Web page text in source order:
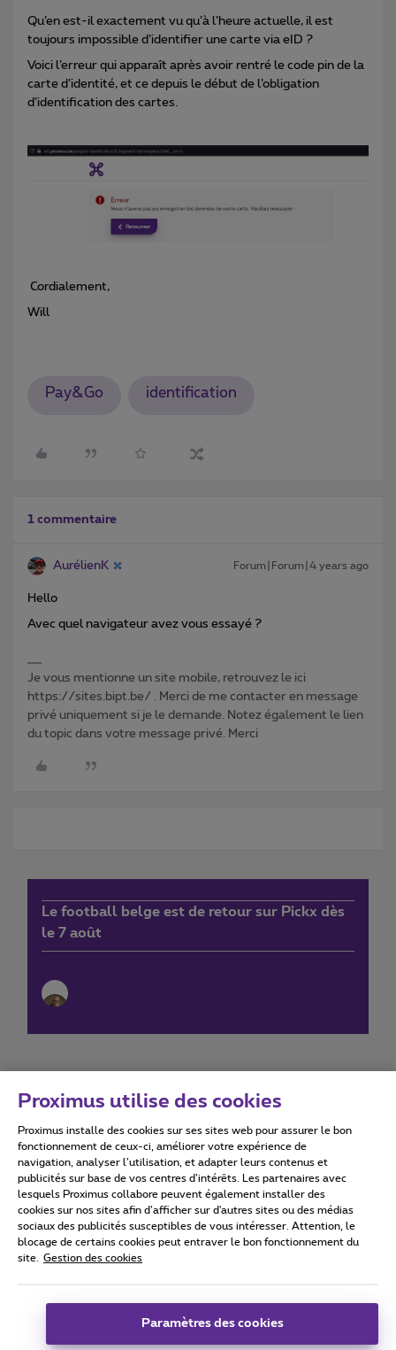
Qu’en est-il exactement vu qu’à l’heure actuelle, il est
toujours impossible d’identifier une carte via eID ?
Voici l’erreur qui apparaît après avoir rentré le code pin de la
carte d’identité, et ce depuis le début de l’obligation
d’identification des cartes.
Cordialement,
Will
Pay&Go identification
1 commentaire
AurélienK Forum|Forum|4 years ago
Hello
Avec quel navigateur avez vous essayé ?
Je vous mentionne un site mobile, retrouvez le ici
https://sites.bipt.be/ . Merci de me contacter en message
privé uniquement si je le demande. Notez également le lien
du topic dans votre message privé. Merci
Le football belge est de retour sur Pickx dès
le 7 août
Conditions d'utilisation Accessibility statement
Tous droits réservés. © 2026
Conditions générales, info consommateur
Coordonnées de l’entreprise
Proximus utilise des cookies
Proximus installe des cookies sur ses sites web pour assurer le bon
fonctionnement de ceux-ci, améliorer votre expérience de
navigation, analyser l’utilisation, et adapter leurs contenus et
publicités sur base de vos centres d’intérêts. Les partenaires avec
lesquels Proximus collabore peuvent également installer des
cookies sur nos sites afin d’afficher sur d'autres sites ou des médias
sociaux des publicités susceptibles de vous intéresser. Attention, le
blocage de certains cookies peut entraver le bon fonctionnement du
site.
Gestion des cookies
Paramètres des cookies